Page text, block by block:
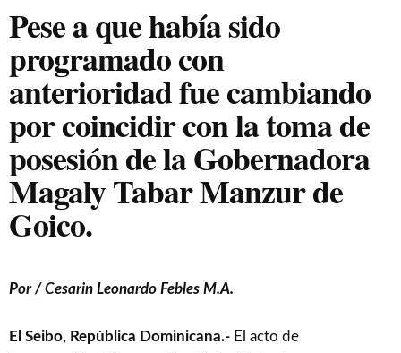
Pese a que había sido
programado con
anterioridad fue cambiando
por coincidir con la toma de
posesión de la Gobernadora
Magaly Tabar Manzur de
Goico.
Por / Cesarin Leonardo Febles M.A.
El Seibo, República Dominicana.- El acto de